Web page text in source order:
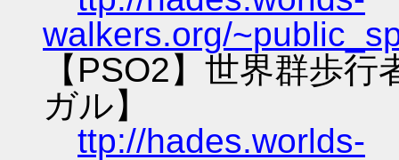
walkers.org/
【PSO2】世界群歩
ガル】
ttp://hades.worlds-